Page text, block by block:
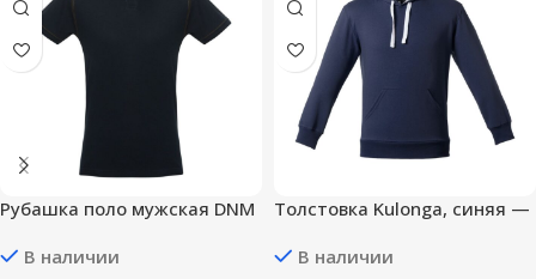
Рубашка поло мужская DNM
В наличии
Толстовка Kulonga, синяя —
В наличии